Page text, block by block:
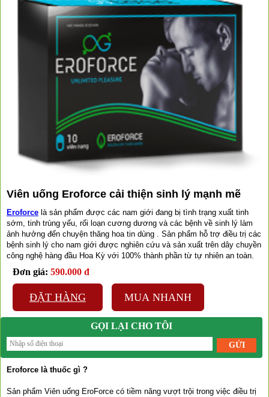
Viên uống Eroforce cải thiện sinh lý mạnh mẽ
Eroforce là sản phẩm được các nam giới đang bị tình trạng xuất tinh
sớm, tinh trùng yếu, rối loạn cương dương và các bệnh về sinh lý làm
ảnh hưởng đến chuyện thăng hoa tin dùng . Sản phẩm hỗ trợ điều trị các
bệnh sinh lý cho nam giới được nghiên cứu và sản xuất trên dây chuyền
công nghệ hàng đầu Hoa Kỳ với 100% thành phần từ tự nhiên an toàn.
Đơn giá: 590.000 đ
ĐẶT HÀNG MUA NHANH
GỌI LẠI CHO TÔI
Eroforce là thuốc gì ?
Sản phẩm Viên uống EroForce có tiềm năng vượt trội trong việc điều trị